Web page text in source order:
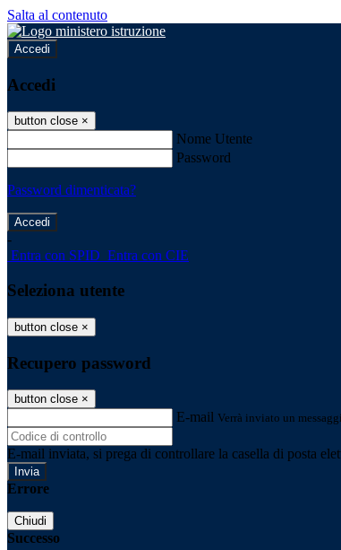
Salta al contenuto
Accedi
Accedi
button close ×
Nome Utente
Password
Password dimenticata?
-
Entra con SPID Entra con CIE
Seleziona utente
button close ×
Recupero password
button close ×
E-mail Verrà inviato un
E-mail inviata, si prega di controllare la casella di posta
Errore
Chiudi
Successo